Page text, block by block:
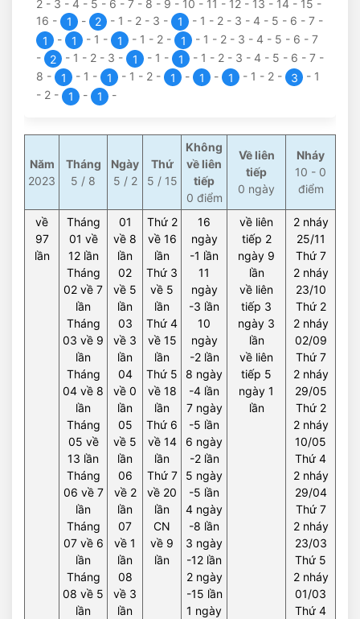
2 - 3 - 4 - 5 - 6 - 7 - 8 - 9 - 10 - 11 - 12 - 13 - 14 - 15 -
16 - 1 - 2 - 1 - 2 - 3 - 1 - 1 - 2 - 3 - 4 - 5 - 6 - 7 -
1
- 1 - 1 - 1 - 1 - 2 - 1 - 1 - 2 - 3 - 4 - 5 - 6 - 7
-
2 - 1 - 2 - 3 - 1 - 1 - 1 - 1 - 2 - 3 - 4 - 5 - 6 - 7 -
8 - 1 - 1 - 1 - 1 - 2 - 1 - 1 - 1 - 1 - 2 - 3 - 1
- 2 - 1 - 1 -
Năm
2023
Tháng
5 / 8
Ngày
5 / 2
Thứ
5 / 15
Không
về liên
tiếp
0 điểm
Về liên
tiếp
0 ngày
Nháy
10 - 0
điểm
về
97
lần
Tháng
01 về
12 lần
Tháng
02 về 7
lần
Tháng
03 về 9
lần
Tháng
04 về 8
lần
Tháng
05 về
13 lần
Tháng
06 về 7
lần
Tháng
07 về 6
lần
Tháng
08 về 5
lần
01
về 8
lần
02
về 5
lần
03
về 3
lần
04
về 0
lần
05
về 5
lần
06
về 2
lần
07
về 1
lần
08
về 3
lần
Thứ 2
về 16
lần
Thứ 3
về 5
lần
Thứ 4
về 15
lần
Thứ 5
về 18
lần
Thứ 6
về 14
lần
Thứ 7
về 20
lần
CN
về 9
lần
16
ngày
-1 lần
11
ngày
-3 lần
10
ngày
-2 lần
8 ngày
-4 lần
7 ngày
-5 lần
6 ngày
-2 lần
5 ngày
-5 lần
4 ngày
-8 lần
3 ngày
-12 lần
2 ngày
-15 lần
1 ngày
về liên
tiếp 2
ngày 9
lần
về liên
tiếp 3
ngày 3
lần
về liên
tiếp 5
ngày 1
lần
2 nháy
25/11
Thứ 7
2 nháy
23/10
Thứ 2
2 nháy
02/09
Thứ 7
2 nháy
29/05
Thứ 2
2 nháy
10/05
Thứ 4
2 nháy
29/04
Thứ 7
2 nháy
23/03
Thứ 5
2 nháy
01/03
Thứ 4